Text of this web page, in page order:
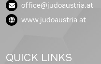
office@judoaustria.at
www.judoaustria.at
QUICK LINKS